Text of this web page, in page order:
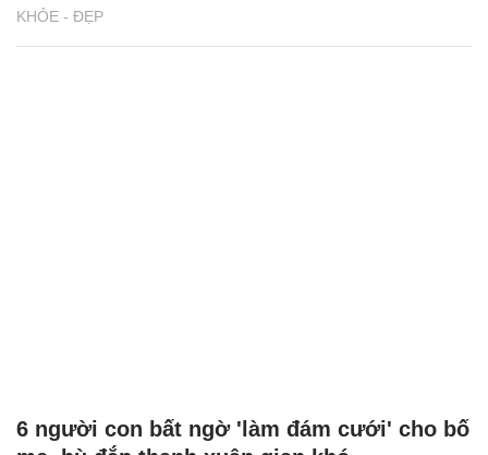
KHỎE - ĐẸP
6 người con bất ngờ 'làm đám cưới' cho bố